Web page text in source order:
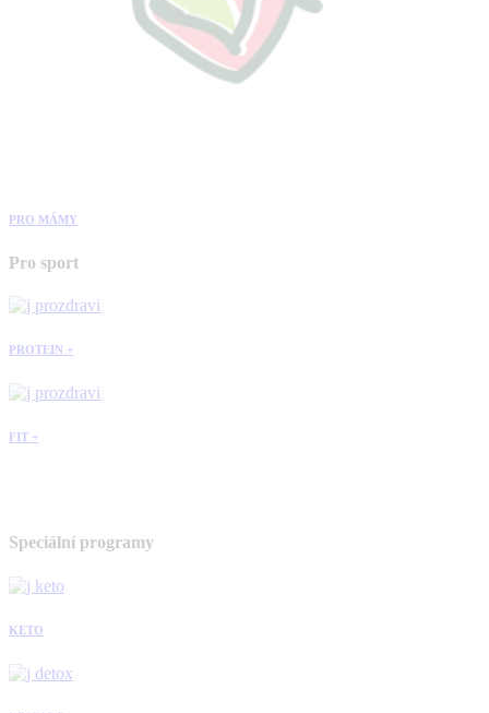
PRO MÁMY
Pro sport
PROTEIN +
FIT +
Speciální programy
KETO